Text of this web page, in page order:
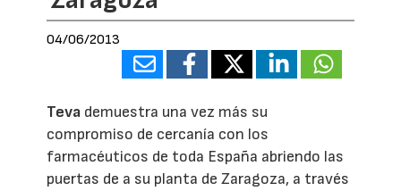
04/06/2013
Teva demuestra una vez más su
compromiso de cercanía con los
farmacéuticos de toda España abriendo las
puertas de a su planta de Zaragoza, a través